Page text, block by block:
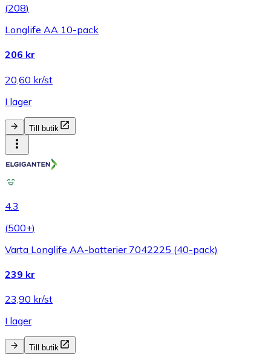
(208)
Longlife AA 10-pack
206 kr
20,60 kr/st
I lager
Till butik
4.3
(500+)
Varta Longlife AA-batterier 7042225 (40-pack)
239 kr
23,90 kr/st
I lager
Till butik